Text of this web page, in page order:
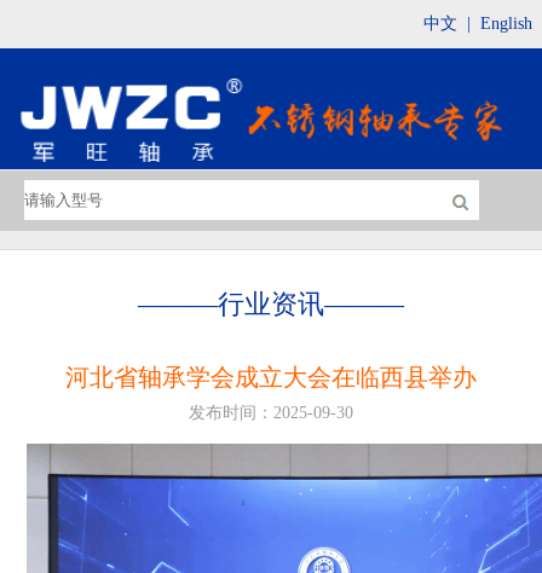
中文 English
———行业资讯———
河北省轴承学会成立大会在临西县举办
发布时间：2025-09-30